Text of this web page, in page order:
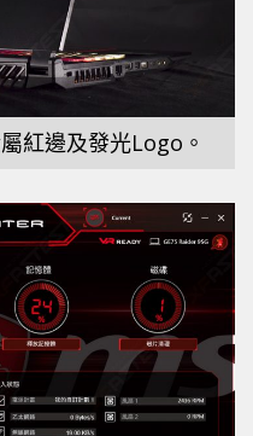
紅邊及發光Logo。